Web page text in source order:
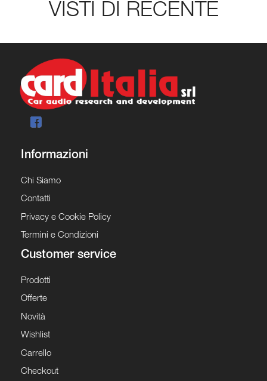
VISTI DI RECENTE
Informazioni
Chi Siamo
Contatti
Privacy e Cookie Policy
Termini e Condizioni
Customer service
Prodotti
Offerte
Novità
Wishlist
Carrello
Checkout